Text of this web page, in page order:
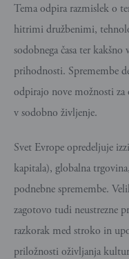
Tema odpira razmislek o
hitrimi družbenimi,
sodobnega časa ter
prihodnosti. Spremembe
odpirajo nove možnosti za
v sodobno življenje.
Svet Evrope opredeljuje
kapitala), globalna
podnebne spremembe.
zagotovo tudi neustrezne
razkorak med stroko in
priložnosti oživljanja